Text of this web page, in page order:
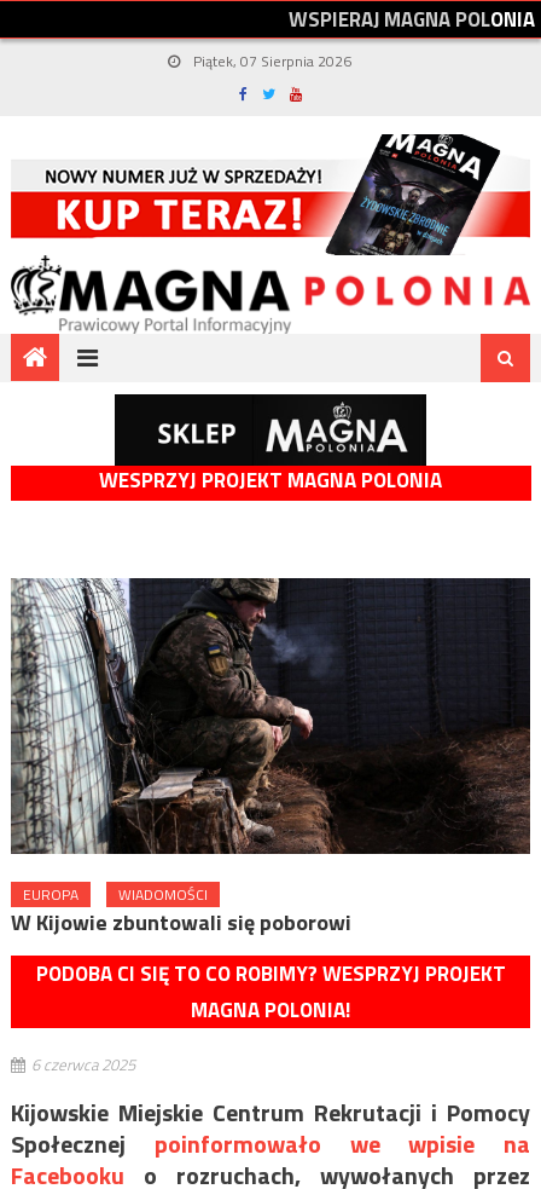
WSPIERAJMAGNAPOLONIA
Piątek, 07 Sierpnia 2026
WESPRZYJ PROJEKT MAGNA POLONIA
EUROPA WIADOMOŚCI
W Kijowie zbuntowali się poborowi
PODOBA CI SIĘ TO CO ROBIMY? WESPRZYJ PROJEKT
MAGNA POLONIA!
6 czerwca 2025
Kijowskie Miejskie Centrum Rekrutacji i Pomocy
Społecznej poinformowało we wpisie na
Facebooku o rozruchach, wywołanych przez